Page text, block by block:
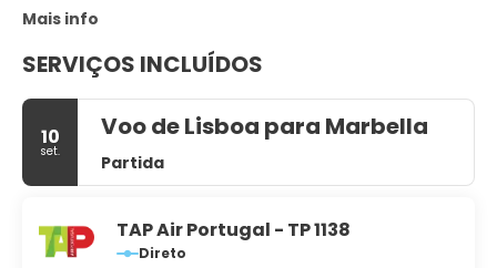
Mais info
SERVIÇOS INCLUÍDOS
10
set.
Voo de Lisboa para Marbella
Partida
TAP Air Portugal - TP 1138
Direto